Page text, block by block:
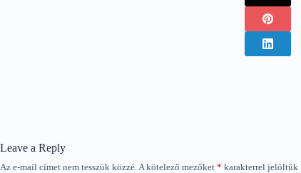
Leave a Reply
Az e-mail címet nem tesszük közzé. A kötelező mezőket * karakterrel jelöltük